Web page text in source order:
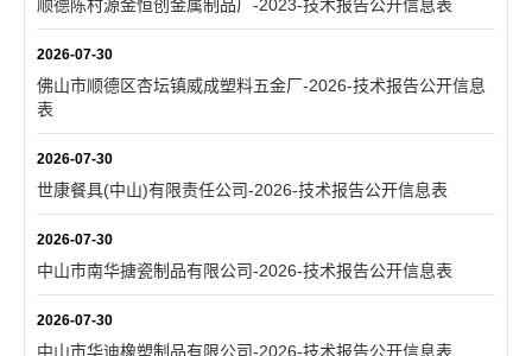
顺德陈村源金恒创金属制品厂-2023-技术报告公开信息表
2026-07-30
佛山市顺德区杏坛镇威成塑料五金厂-2026-技术报告公开信息
表
2026-07-30
世康餐具(中山)有限责任公司-2026-技术报告公开信息表
2026-07-30
中山市南华搪瓷制品有限公司-2026-技术报告公开信息表
2026-07-30
中山市华迪橡塑制品有限公司-2026-技术报告公开信息表